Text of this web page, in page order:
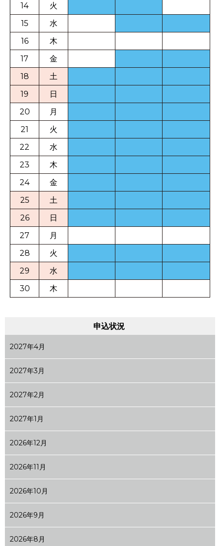
14
火
15
水
16
木
17
金
18
土
19
日
20
月
21
火
22
水
23
木
24
金
25
土
26
日
27
月
28
火
29
水
30
木
申込状況
2027年4月
2027年3月
2027年2月
2027年1月
2026年12月
2026年11月
2026年10月
2026年9月
2026年8月